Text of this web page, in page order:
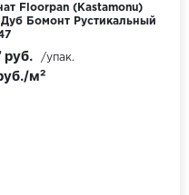
Egger
Floorpan (Kastamonu)
Дуб Бомонт Рустикальный
м²
руб. /упак.